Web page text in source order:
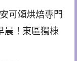
可頌烘焙專門
晨！東區獨棟